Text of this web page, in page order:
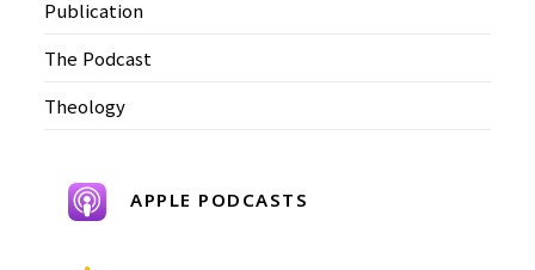
Publication
The Podcast
Theology
APPLE PODCASTS